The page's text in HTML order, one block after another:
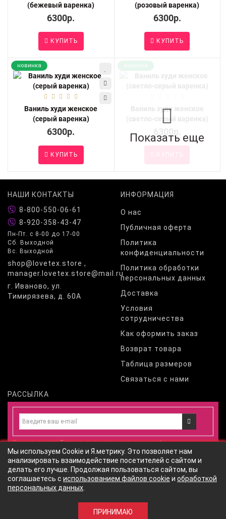
(бежевый варенка)
6300р.
КУПИТЬ
(розовый варенка)
6300р.
КУПИТЬ
новинка
Ваниль худи женское
(серый варенка)
6300р.
КУПИТЬ
новинка
Ваниль худи женское
(светло-серый варенка)
Показать еще
НАШИ КОНТАКТЫ
8-800-550-06-61
8-920-358-43-47
Пн-Пт. с 8-00 до 17-00
Сб. Выходной
Вс. Выходной
shop@lovetex.store ,
manager.lovetex.store@mail.ru
г. Иваново, ул.
Тимирязева, д. 60А
ИНФОРМАЦИЯ
О нас
Публичная оферта
Политика
конфиденциальности
Политика обработки
персональных данных
Доставка
Условия
сотрудничества
Как оформить заказ
Возврат товара
Таблица размеров
Связаться с нами
РАССЫЛКА
Нажимая на кнопку «Подписаться», вы соглашаетесь сполитикой
конфиденциальности и даетесогласие на обработку персональных
данныхсогласно политики обработки персональных данныхсайта
Мы используем Cookie и Я.метрику. Это позволяет нам
анализировать взаимодействие посетителей с сайтом и
делать его лучше. Продолжая пользоваться сайтом, вы
соглашаетесь с использованием файлов cookie и обработкой
персональных данных
ПРИНИМАЮ